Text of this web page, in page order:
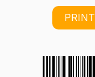
PRINT